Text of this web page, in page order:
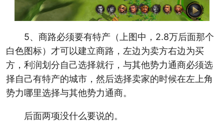
5、商路必须要有特产（上图中，2.8万后面那个
白色图标）才可以建立商路，左边为卖方右边为买
方，利润划分自己选择就行，与其他势力通商必须选
择自己有特产的城市，然后选择卖家的时候在左上角
势力哪里选择与其他势力通商。
后面两项没什么要说的。